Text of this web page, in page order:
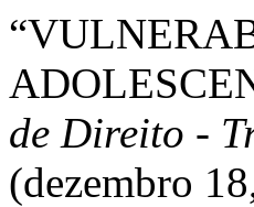
de Direito -
(dezembro